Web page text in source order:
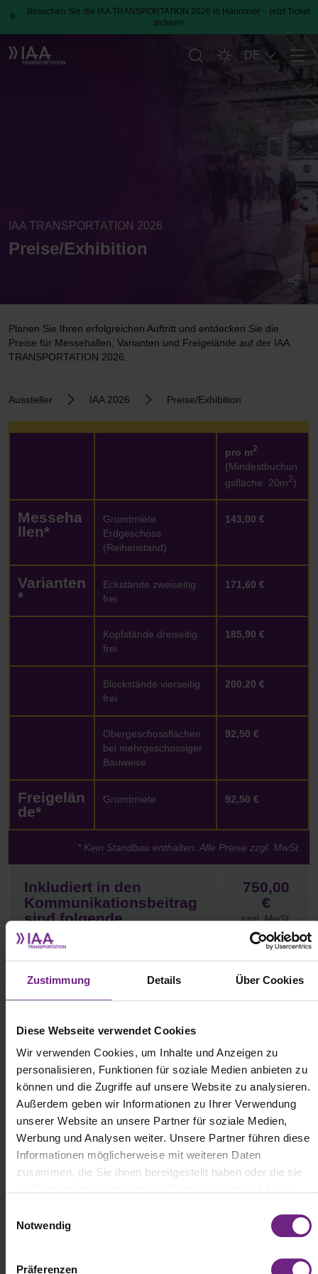
Zustimmung Details Über Cookies
Diese Webseite verwendet Cookies
Wir verwenden Cookies, um Inhalte und Anzeigen zu
personalisieren, Funktionen für soziale Medien anbieten zu
können und die Zugriffe auf unsere Website zu analysieren.
Außerdem geben wir Informationen zu Ihrer Verwendung
unserer Website an unsere Partner für soziale Medien,
Werbung und Analysen weiter. Unsere Partner führen diese
Informationen möglicherweise mit weiteren Daten
zusammen, die Sie ihnen bereitgestellt haben oder die sie
Notwendig
Präferenzen
Besuchen Sie die IAA TRANSPORTATION 2026 in Hannover – jetzt Ticket
sichern!
DE
IAA TRANSPORTATION 2026
Preise/Exhibition
Planen Sie Ihren erfolgreichen Auftritt und entdecken Sie die
Preise für Messehallen, Varianten und Freigelände auf der IAA
TRANSPORTATION 2026.
Aussteller IAA 2026 Preise/Exhibition
pro m2
(Mindestbuchun
gsfläche: 20m2)
Messeha
llen*
Grundmiete
Erdgeschoss
(Reihenstand)
143,00 €
Varianten
*
Eckstände zweiseitig
frei
171,60 €
Kopfstände dreiseitig
frei
185,90 €
Blockstände vierseitig
frei
200,20 €
Obergeschossflächen
bei mehrgeschossiger
Bauweise
92,50 €
Freigelän
de*
Grundmiete 92,50 €
* Kein Standbau enthalten. Alle Preise zzgl. MwSt.
Inkludiert in den
Kommunikationsbeitrag
sind folgende
Leistungen:
Obligatorischer Eintrag in das
Ausstellerverzeichnis und in weitere
Messemedien (kostenpflichtig für jeden
750,00
€
zzgl. MwSt.
Ausstellerprofil in
allen digitalen
Partnerverzeichnisse
n (Web/App)
Firmenname,
Adresse,
Kontaktdaten
Halle +
Standnummer
Links, weitere
Web-Links
xt
Ausstellerpr
ofil in allen
Hallenpläne
n (Web/App)
Firmen
kurzna
Halle
und
Visitor Guide
(Print-
Katalog)
Firmen
kurzna
e,
Halle +
Standn